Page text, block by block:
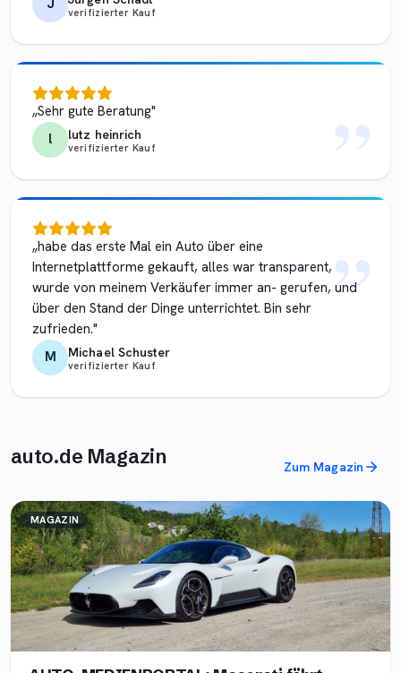
J verifizierter Kauf
„
„Sehr gute Beratung"
l
lutz heinrich
verifizierter Kauf
„
„habe das erste Mal ein Auto über eine
Internetplattforme gekauft, alles war transparent,
wurde von meinem Verkäufer immer an- gerufen, und
über den Stand der Dinge unterrichtet. Bin sehr
zufrieden."
M
Michael Schuster
verifizierter Kauf
auto.de Magazin Zum Magazin
MAGAZIN